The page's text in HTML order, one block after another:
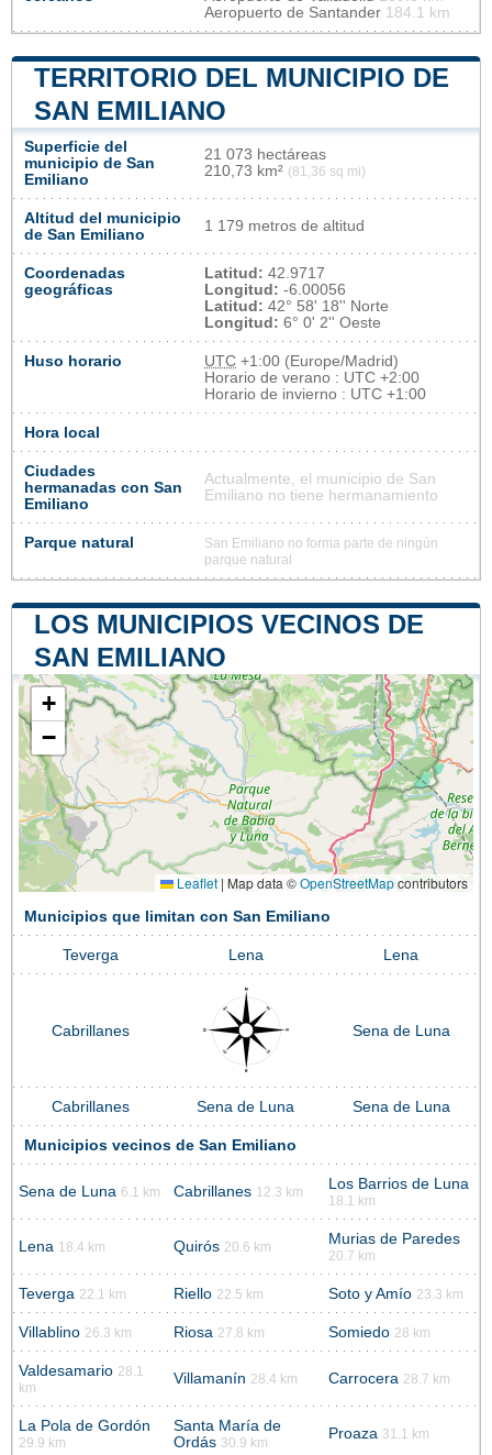
Aeropuerto de Santander 184.1 km
TERRITORIO DEL MUNICIPIO DE
SAN EMILIANO
Superficie del
municipio de San
Emiliano
21 073 hectáreas
210,73 km² (81,36 sq mi)
Altitud del municipio
de San Emiliano
1 179 metros de altitud
Coordenadas
geográficas
Latitud: 42.9717
Longitud: -6.00056
Latitud: 42° 58' 18'' Norte
Longitud: 6° 0' 2'' Oeste
Huso horario UTC +1:00 (Europe/Madrid)
Horario de verano : UTC +2:00
Horario de invierno : UTC +1:00
Hora local
Ciudades
hermanadas con San
Emiliano
Actualmente, el municipio de San
Emiliano no tiene hermanamiento
Parque natural
San Emiliano no forma parte de ningún
parque natural
LOS MUNICIPIOS VECINOS DE
SAN EMILIANO
+
−
Leaflet | Map data ©OpenStreetMapcontributors
Municipios que limitan con San Emiliano
Teverga Lena Lena
Cabrillanes Sena de Luna
Cabrillanes Sena de Luna Sena de Luna
Municipios vecinos de San Emiliano
Sena de Luna 6.1 km Cabrillanes 12.3 km Los Barrios de Luna
18.1 km
Lena 18.4 km Quirós 20.6 km Murias de Paredes
20.7 km
Teverga 22.1 km Riello 22.5 km Soto y Amío 23.3 km
Villablino 26.3 km Riosa 27.8 km Somiedo 28 km
Valdesamario 28.1
km
Villamanín 28.4 km Carrocera 28.7 km
La Pola de Gordón
29.9 km
Santa María de
Ordás 30.9 km
Proaza 31.1 km